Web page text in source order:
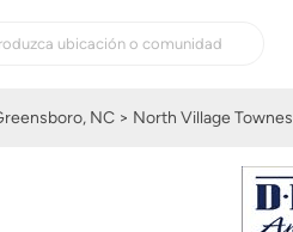
NC North Village Townes